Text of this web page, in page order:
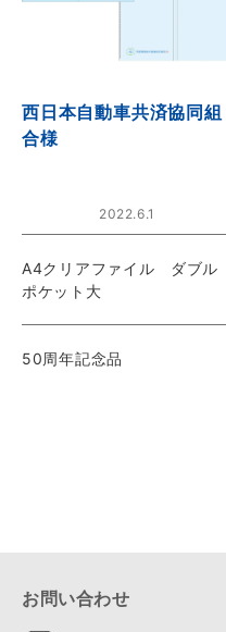
西日本自動車共済協同組
合様
2022.6.1
A4クリアファイル ダブル
ポケット大
50周年記念品
お問い合わせ